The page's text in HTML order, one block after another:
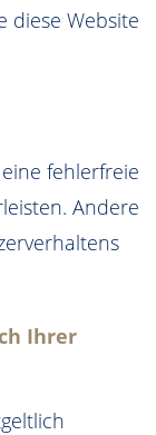
diese Website
fehlerfreie
Andere
Ihrer